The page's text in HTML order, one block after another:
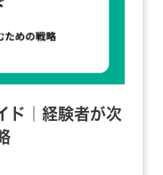
ド｜経験者が次